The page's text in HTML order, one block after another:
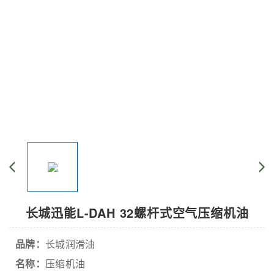
长城迅能L-DAH 32螺杆式空气压缩机油
品牌： 长城润滑油
名称： 压缩机油